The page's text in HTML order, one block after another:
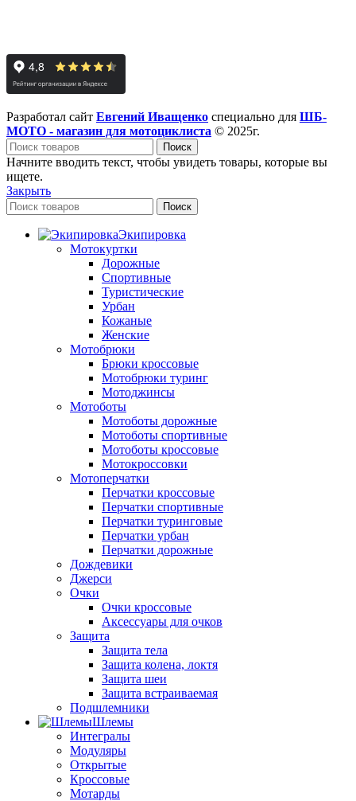
Разработал сайт Евгений Иващенко специально для ШБ-
МОТО - магазин для мотоциклиста © 2025г.
Поиск
Начните вводить текст, чтобы увидеть товары, которые вы
ищете.
Закрыть
Поиск
Экипировка
Мотокуртки
Дорожные
Спортивные
Туристические
Урбан
Кожаные
Женские
Мотобрюки
Брюки кроссовые
Мотобрюки туринг
Мотоджинсы
Мотоботы
Мотоботы дорожные
Мотоботы спортивные
Мотоботы кроссовые
Мотокроссовки
Мотоперчатки
Перчатки кроссовые
Перчатки спортивные
Перчатки туринговые
Перчатки урбан
Перчатки дорожные
Дождевики
Джерси
Очки
Очки кроссовые
Аксессуары для очков
Защита
Защита тела
Защита колена, локтя
Защита шеи
Защита встраиваемая
Подшлемники
Шлемы
Интегралы
Модуляры
Открытые
Кроссовые
Мотарды